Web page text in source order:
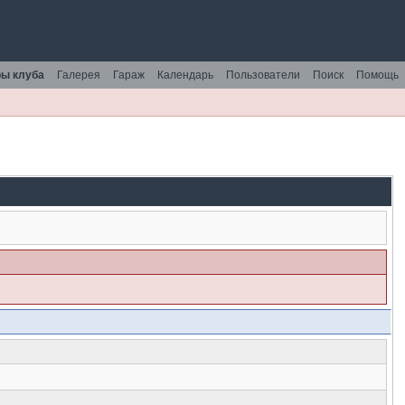
Помощь
Поиск
Пользователи
Календарь
Гараж
Галерея
клуба